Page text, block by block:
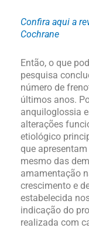
Confira aqui a
Cochrane
Então, o que
pesquisa
número de
últimos anos.
anquiloglossia
alterações
etiológico
que
mesmo das
amamentação
crescimento e
estabelecida
indicação do
realizada com